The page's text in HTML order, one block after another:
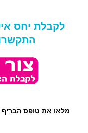
לקבלת יחס
מלאו את טופס הבריף